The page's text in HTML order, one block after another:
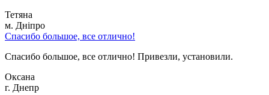
Тетяна
м. Дніпро
Спасибо большое, все отлично!
Спасибо большое, все отлично! Привезли, установили.
Оксана
г. Днепр